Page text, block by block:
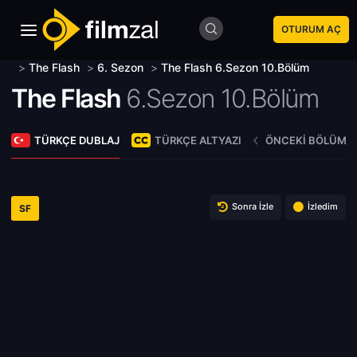
OTURUM AÇ
> The Flash > 6. Sezon > The Flash 6.Sezon 10.Bölüm
The Flash 6.Sezon 10.Bölüm
TÜRKÇE DUBLAJ TÜRKÇE ALTYAZI ÖNCEKI BÖLÜM
SF Sonra İzle İzledim